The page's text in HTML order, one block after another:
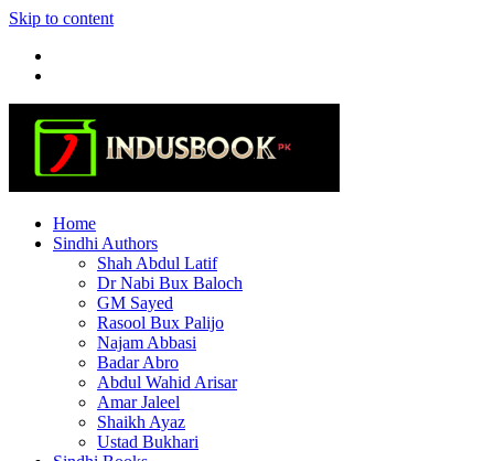
Skip to content
Home
Sindhi Authors
Shah Abdul Latif
Dr Nabi Bux Baloch
GM Sayed
Rasool Bux Palijo
Najam Abbasi
Badar Abro
Abdul Wahid Arisar
Amar Jaleel
Shaikh Ayaz
Ustad Bukhari